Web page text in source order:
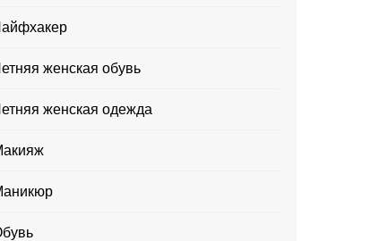
женская обувь
женская одежда